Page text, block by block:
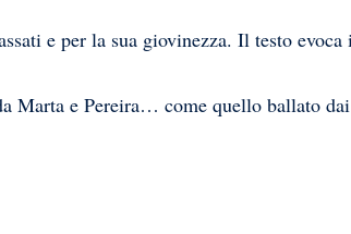
e per la sua giovinezza. Il testo
Marta e Pereira… come quello ballato